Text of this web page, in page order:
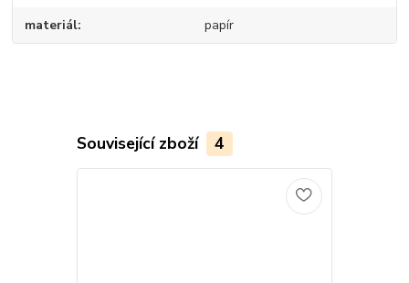
materiál papír
Související zboží 4